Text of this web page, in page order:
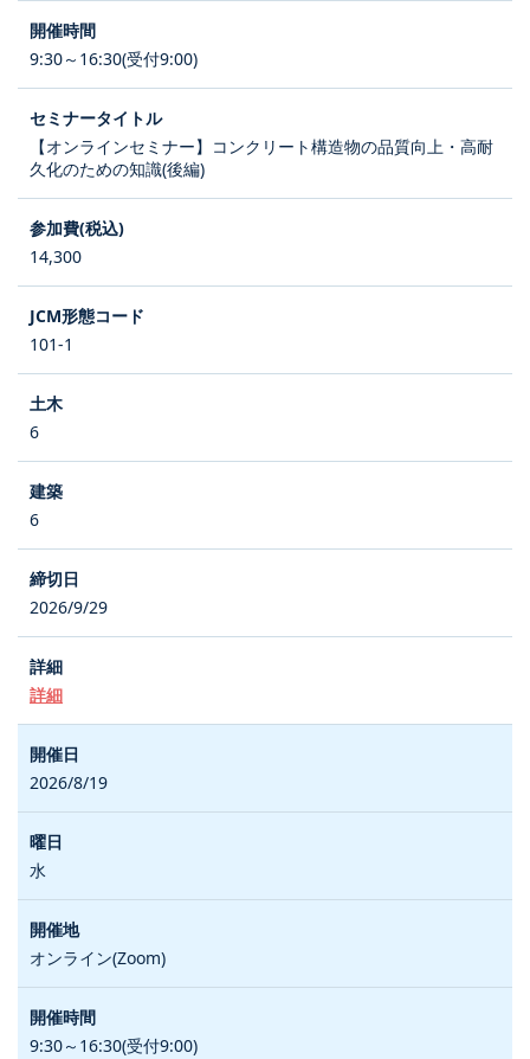
9:30～16:30(受付9:00)
【オンラインセミナー】コンクリート構造物の品質向上・高耐
久化のための知識(後編)
14,300
101-1
6
6
2026/9/29
詳細
2026/8/19
水
オンライン(Zoom)
9:30～16:30(受付9:00)